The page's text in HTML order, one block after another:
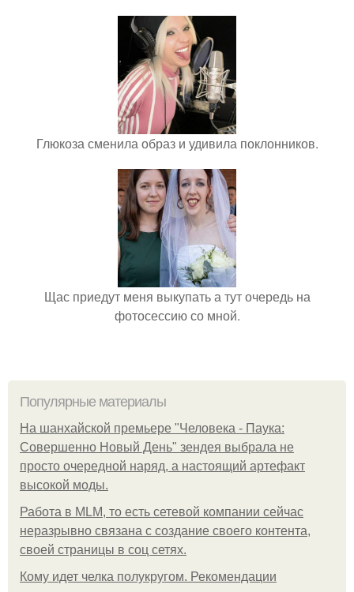
Глюкоза сменила образ и удивила поклонников.
Щас приедут меня выкупать а тут очередь на
фотосессию со мной.
Популярные материалы
На шанхайской премьере "Человека - Паука:
Совершенно Новый День" зендея выбрала не
просто очередной наряд, а настоящий артефакт
высокой моды.
Работа в MLM, то есть сетевой компании сейчас
неразрывно связана с создание своего контента,
своей страницы в соц сетях.
Кому идет челка полукругом. Рекомендации